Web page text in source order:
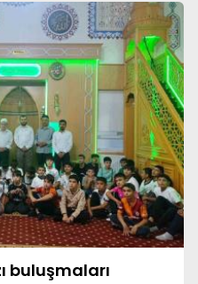
buluşmaları